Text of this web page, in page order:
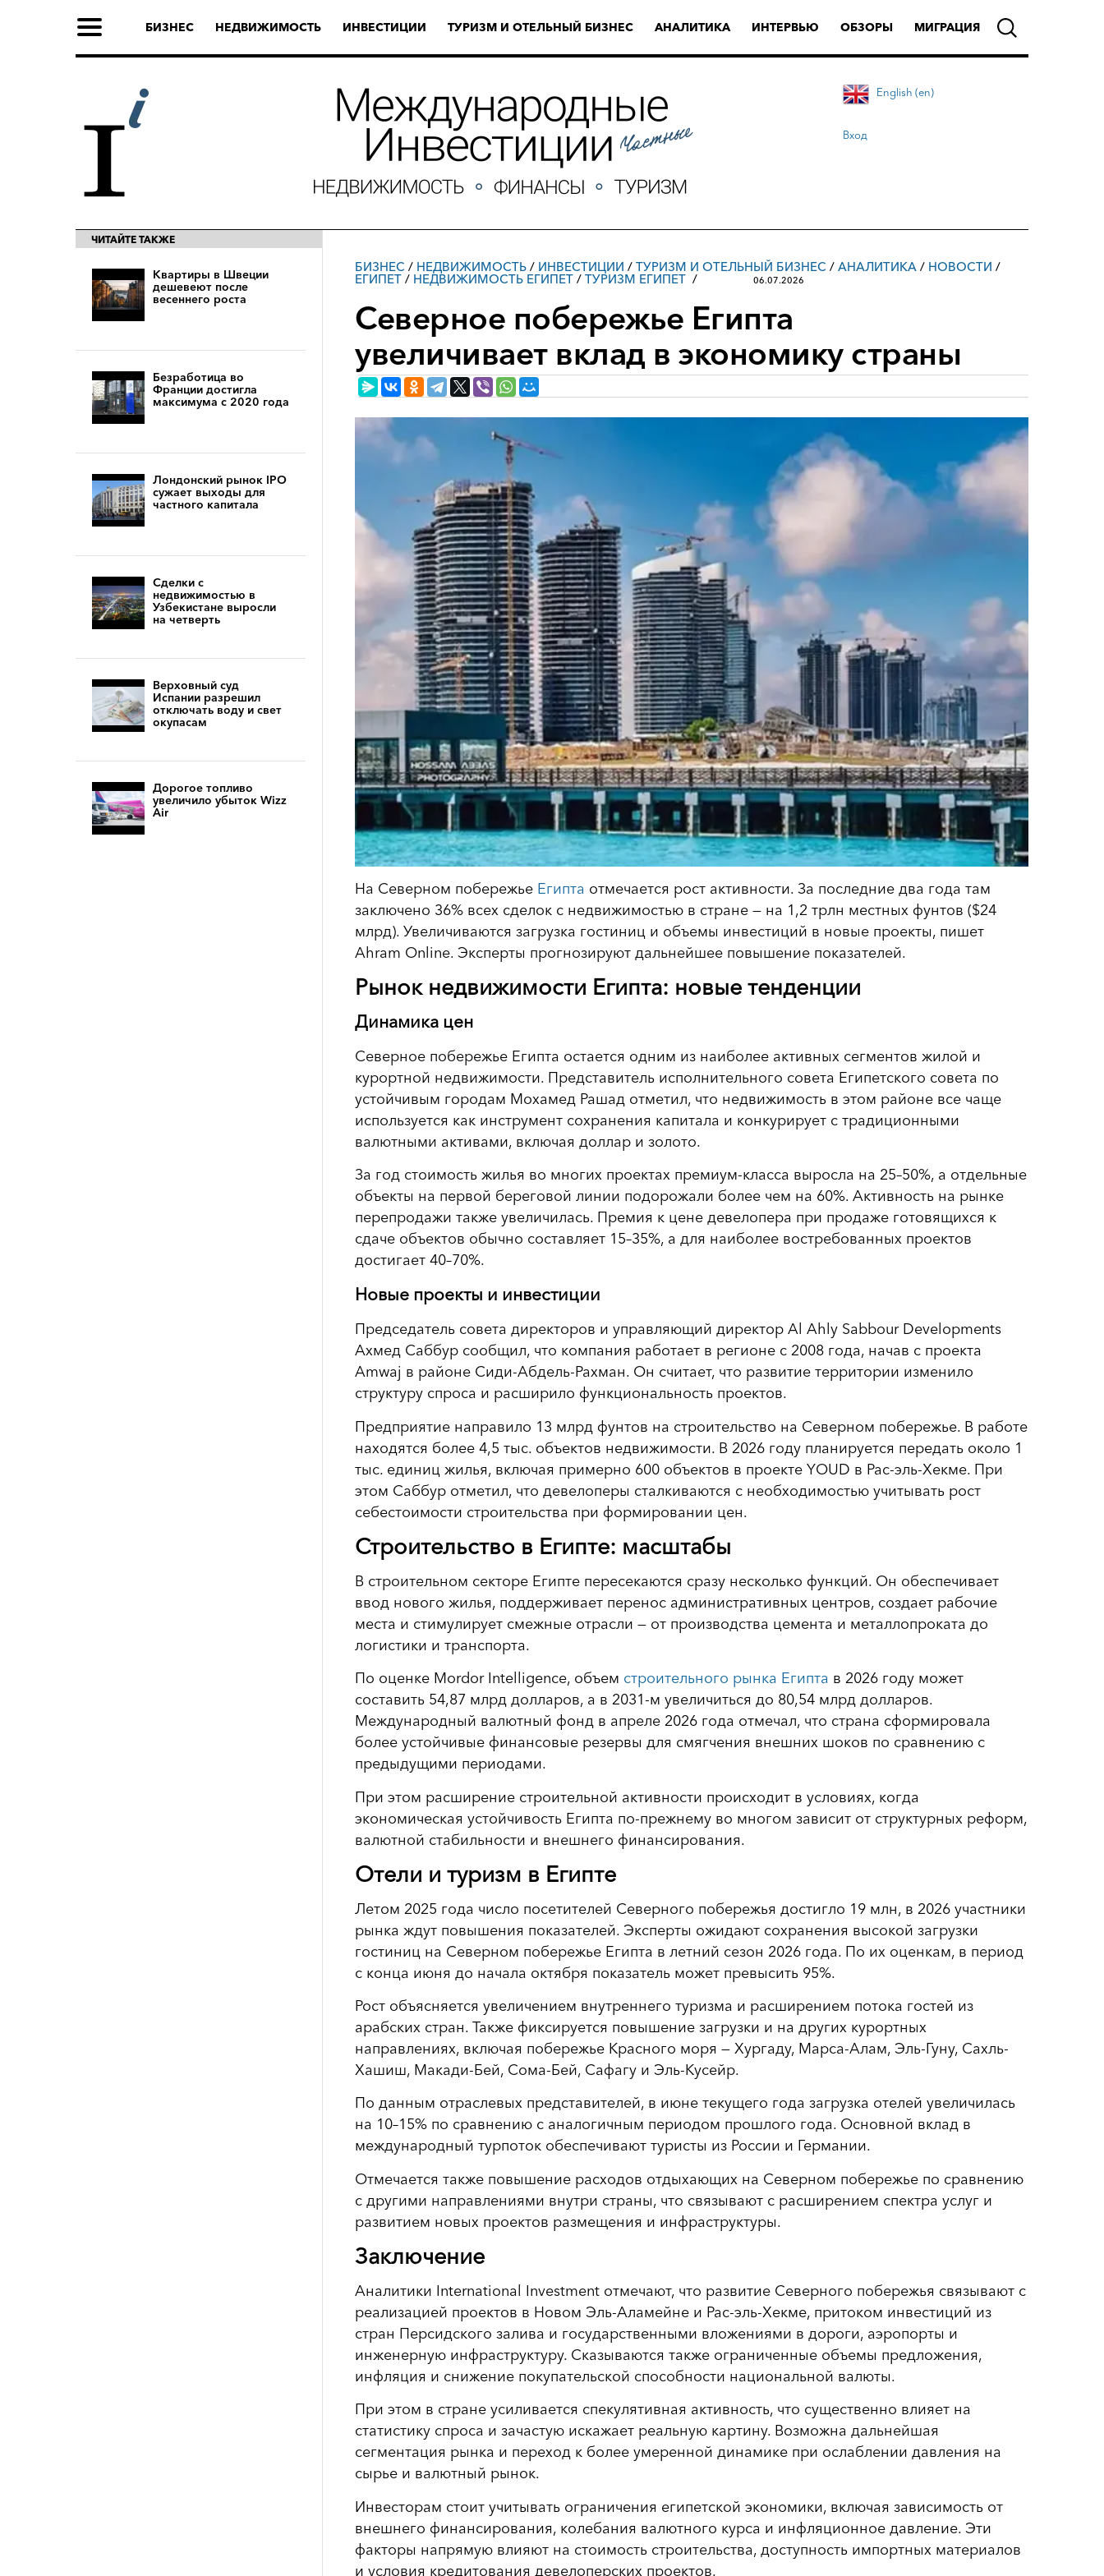
БИЗНЕС НЕДВИЖИМОСТЬ ИНВЕСТИЦИИ ТУРИЗМ И ОТЕЛЬНЫЙ БИЗНЕС АНАЛИТИКА ИНТЕРВЬЮ ОБЗОРЫ МИГРАЦИЯ
English (en)
Вход
ЧИТАЙТЕ ТАКЖЕ
Квартиры в Швеции
дешевеют после
весеннего роста
Безработица во
Франции достигла
максимума с 2020 года
Лондонский рынок IPO
сужает выходы для
частного капитала
Сделки с
недвижимостью в
Узбекистане выросли
на четверть
Верховный суд
Испании разрешил
отключать воду и свет
окупасам
Дорогое топливо
увеличило убыток Wizz
Air
БИЗНЕС / НЕДВИЖИМОСТЬ / ИНВЕСТИЦИИ / ТУРИЗМ И ОТЕЛЬНЫЙ БИЗНЕС / АНАЛИТИКА / НОВОСТИ /
ЕГИПЕТ / НЕДВИЖИМОСТЬ ЕГИПЕТ / ТУРИЗМ ЕГИПЕТ 06.07.2026
Северное побережье Египта
увеличивает вклад в экономику страны
На Северном побережье Египта отмечается рост активности. За последние два года там
заключено 36% всех сделок с недвижимостью в стране — на 1,2 трлн местных фунтов ($24
млрд). Увеличиваются загрузка гостиниц и объемы инвестиций в новые проекты, пишет
Ahram Online. Эксперты прогнозируют дальнейшее повышение показателей.
Рынок недвижимости Египта: новые тенденции
Динамика цен
Северное побережье Египта остается одним из наиболее активных сегментов жилой и
курортной недвижимости. Представитель исполнительного совета Египетского совета по
устойчивым городам Мохамед Рашад отметил, что недвижимость в этом районе все чаще
используется как инструмент сохранения капитала и конкурирует с традиционными
валютными активами, включая доллар и золото.
За год стоимость жилья во многих проектах премиум-класса выросла на 25–50%, а отдельные
объекты на первой береговой линии подорожали более чем на 60%. Активность на рынке
перепродажи также увеличилась. Премия к цене девелопера при продаже готовящихся к
сдаче объектов обычно составляет 15–35%, а для наиболее востребованных проектов
достигает 40–70%.
Новые проекты и инвестиции
Председатель совета директоров и управляющий директор Al Ahly Sabbour Developments
Ахмед Саббур сообщил, что компания работает в регионе с 2008 года, начав с проекта
Amwaj в районе Сиди-Абдель-Рахман. Он считает, что развитие территории изменило
структуру спроса и расширило функциональность проектов.
Предприятие направило 13 млрд фунтов на строительство на Северном побережье. В работе
находятся более 4,5 тыс. объектов недвижимости. В 2026 году планируется передать около 1
тыс. единиц жилья, включая примерно 600 объектов в проекте YOUD в Рас-эль-Хекме. При
этом Саббур отметил, что девелоперы сталкиваются с необходимостью учитывать рост
себестоимости строительства при формировании цен.
Строительство в Египте: масштабы
В строительном секторе Египте пересекаются сразу несколько функций. Он обеспечивает
ввод нового жилья, поддерживает перенос административных центров, создает рабочие
места и стимулирует смежные отрасли — от производства цемента и металлопроката до
логистики и транспорта.
По оценке Mordor Intelligence, объем строительного рынка Египта в 2026 году может
составить 54,87 млрд долларов, а в 2031-м увеличиться до 80,54 млрд долларов.
Международный валютный фонд в апреле 2026 года отмечал, что страна сформировала
более устойчивые финансовые резервы для смягчения внешних шоков по сравнению с
предыдущими периодами.
При этом расширение строительной активности происходит в условиях, когда
экономическая устойчивость Египта по-прежнему во многом зависит от структурных реформ,
валютной стабильности и внешнего финансирования.
Отели и туризм в Египте
Летом 2025 года число посетителей Северного побережья достигло 19 млн, в 2026 участники
рынка ждут повышения показателей. Эксперты ожидают сохранения высокой загрузки
гостиниц на Северном побережье Египта в летний сезон 2026 года. По их оценкам, в период
с конца июня до начала октября показатель может превысить 95%.
Рост объясняется увеличением внутреннего туризма и расширением потока гостей из
арабских стран. Также фиксируется повышение загрузки и на других курортных
направлениях, включая побережье Красного моря — Хургаду, Марса-Алам, Эль-Гуну, Сахль-
Хашиш, Макади-Бей, Сома-Бей, Сафагу и Эль-Кусейр.
По данным отраслевых представителей, в июне текущего года загрузка отелей увеличилась
на 10–15% по сравнению с аналогичным периодом прошлого года. Основной вклад в
международный турпоток обеспечивают туристы из России и Германии.
Отмечается также повышение расходов отдыхающих на Северном побережье по сравнению
с другими направлениями внутри страны, что связывают с расширением спектра услуг и
развитием новых проектов размещения и инфраструктуры.
Заключение
Аналитики International Investment отмечают, что развитие Северного побережья связывают с
реализацией проектов в Новом Эль-Аламейне и Рас-эль-Хекме, притоком инвестиций из
стран Персидского залива и государственными вложениями в дороги, аэропорты и
инженерную инфраструктуру. Сказываются также ограниченные объемы предложения,
инфляция и снижение покупательской способности национальной валюты.
При этом в стране усиливается спекулятивная активность, что существенно влияет на
статистику спроса и зачастую искажает реальную картину. Возможна дальнейшая
сегментация рынка и переход к более умеренной динамике при ослаблении давления на
сырье и валютный рынок.
Инвесторам стоит учитывать ограничения египетской экономики, включая зависимость от
внешнего финансирования, колебания валютного курса и инфляционное давление. Эти
факторы напрямую влияют на стоимость строительства, доступность импортных материалов
и условия кредитования девелоперских проектов.